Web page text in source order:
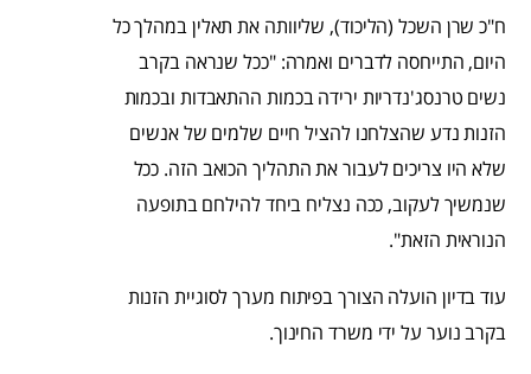
ח"כ שרן השכל (הליכוד), שליוותה את תאלין במהלך כל
היום, התייחסה לדברים ואמרה: "ככל שנראה בקרב
נשים טרנסג'נדריות ירידה בכמות ההתאבדות ובכמות
הזנות נדע שהצלחנו להציל חיים שלמים של אנשים
שלא היו צריכים לעבור את התהליך הכואב הזה. ככל
שנמשיך לעקוב, ככה נצליח ביחד להילחם בתופעה
הנוראית הזאת".
עוד בדיון הועלה הצורך בפיתוח מערך לסוגיית הזנות
בקרב נוער על ידי משרד החינוך.